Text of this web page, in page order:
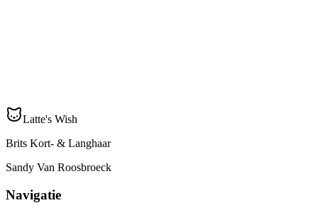
Poes ♀
Latte's Wish
Brits Kort- & Langhaar
Sandy Van Roosbroeck
Navigatie